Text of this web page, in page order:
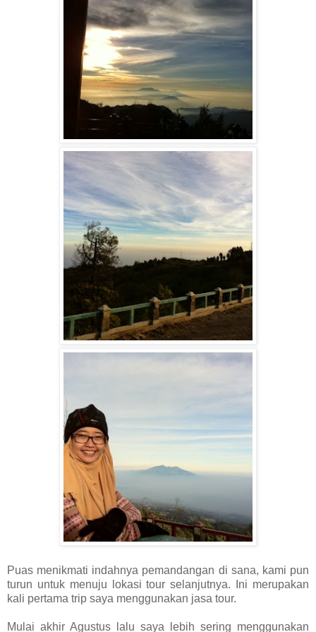
Puas menikmati indahnya pemandangan di sana, kami pun
turun untuk menuju lokasi tour selanjutnya. Ini merupakan
kali pertama trip saya menggunakan jasa tour.
Mulai akhir Agustus lalu saya lebih sering menggunakan